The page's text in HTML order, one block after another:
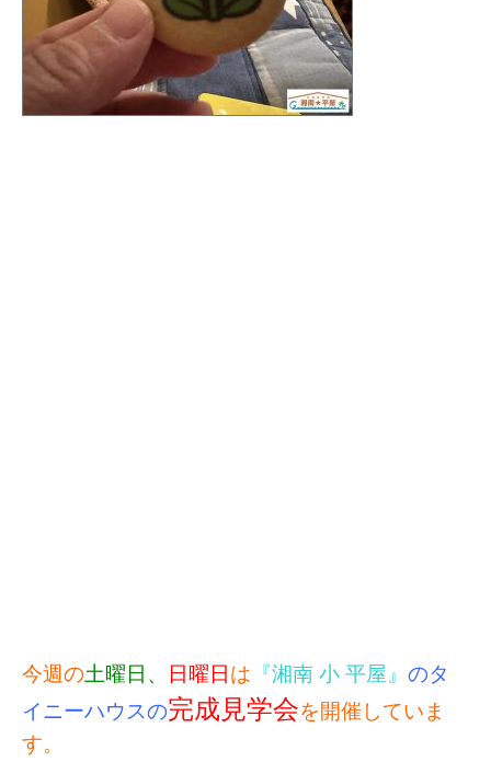
今週の土曜日、 日曜日 は 『湘南 小 平屋』 のタ
イニーハウスの完成見学会を開催していま
す。